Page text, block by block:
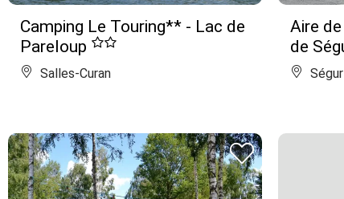
Camping Le Touring** - Lac de
Pareloup
Salles-Curan
Aire
de
Ségur